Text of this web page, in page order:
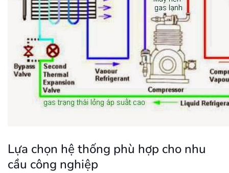
Lựa chọn hệ thống phù hợp cho nhu
cầu công nghiệp